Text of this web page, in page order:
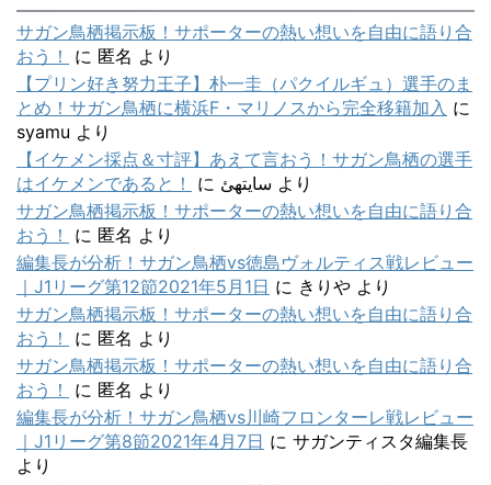
サガン鳥栖掲示板！サポーターの熱い想いを自由に語り合
おう！
に 匿名 より
【プリン好き努力王子】朴一圭（パクイルギュ）選手のま
とめ！サガン鳥栖に横浜F・マリノスから完全移籍加入 に
syamu より
【イケメン採点＆寸評】あえて言おう！サガン鳥栖の選手
はイケメンであると！
に سایتهئ より
サガン鳥栖掲示板！サポーターの熱い想いを自由に語り合
おう！
に 匿名 より
編集長が分析！サガン鳥栖vs徳島ヴォルティス戦レビュー
｜J1リーグ第12節2021年5月1日 に きりや より
サガン鳥栖掲示板！サポーターの熱い想いを自由に語り合
おう！
に 匿名 より
サガン鳥栖掲示板！サポーターの熱い想いを自由に語り合
おう！
に 匿名 より
編集長が分析！サガン鳥栖vs川崎フロンターレ戦レビュー
｜J1リーグ第8節2021年4月7日 に サガンティスタ編集長
より